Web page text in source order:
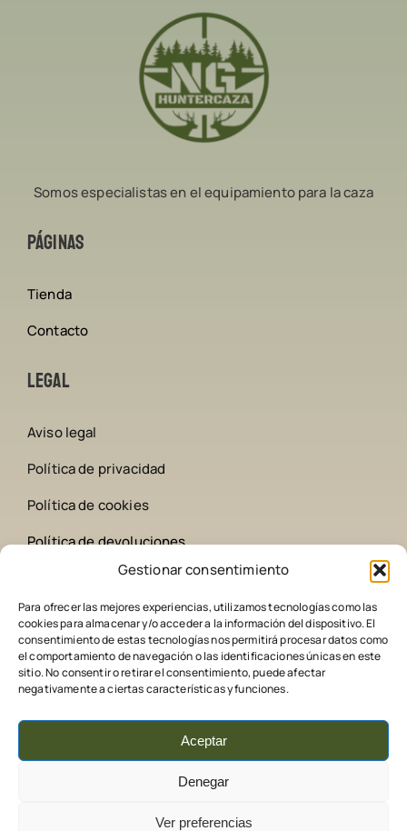
Gestionar consentimiento
Para ofrecer las mejores experiencias, utilizamos tecnologías como las
cookies para almacenar y/o acceder a la información del dispositivo. El
consentimiento de estas tecnologías nos permitirá procesar datos como
el comportamiento de navegación o las identificaciones únicas en este
sitio. No consentir o retirar el consentimiento, puede afectar
negativamente a ciertas características y funciones.
Aceptar
Denegar
Ver preferencias
Somos especialistas en el equipamiento para la caza
Páginas
Tienda
Contacto
Legal
Aviso legal
Política de privacidad
Política de cookies
Política de devoluciones
642 258 209
comederoscaza@gmail.com